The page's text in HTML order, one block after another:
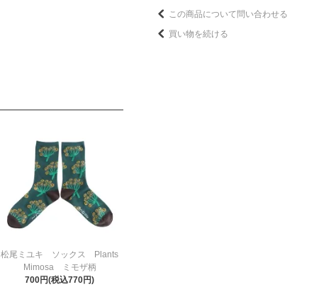
松尾ミユキ ソックス Plants
Mimosa ミモザ柄
700円(税込770円)
この商品について問い合わせる
買い物を続ける